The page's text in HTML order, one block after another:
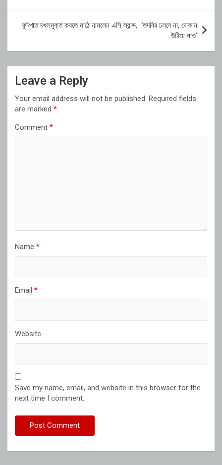
ফুটপাত দখলমুক্ত করতে মাঠে নামলেন এসি ল্যান্ড, ‘তদবির চলবে না, দোকান
উঠিয়ে নাও’
Leave a Reply
Your email address will not be published. Required fields
are marked *
Comment *
Name *
Email *
Website
Save my name, email, and website in this browser for the
next time I comment.